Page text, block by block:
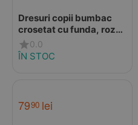
Dresuri copii bumbac
crosetat cu funda, roz
pal, Condor
0.0
ÎN STOC
7990 lei